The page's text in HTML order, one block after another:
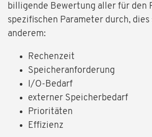
billigende Bewertung aller für den
spezifischen Parameter durch,
anderem:
Rechenzeit
Speicheranforderung
I/O-Bedarf
externer Speicherbedarf
Prioritäten
Effizienz